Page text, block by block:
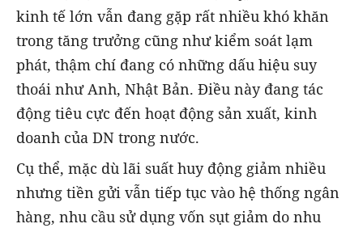
kinh tế lớn vẫn đang gặp rất nhiều khó khăn
trong tăng trưởng cũng như kiểm soát lạm
phát, thậm chí đang có những dấu hiệu suy
thoái như Anh, Nhật Bản. Điều này đang tác
động tiêu cực đến hoạt động sản xuất, kinh
doanh của DN trong nước.
Cụ thể, mặc dù lãi suất huy động giảm nhiều
nhưng tiền gửi vẫn tiếp tục vào hệ thống ngân
hàng, nhu cầu sử dụng vốn sụt giảm do nhu